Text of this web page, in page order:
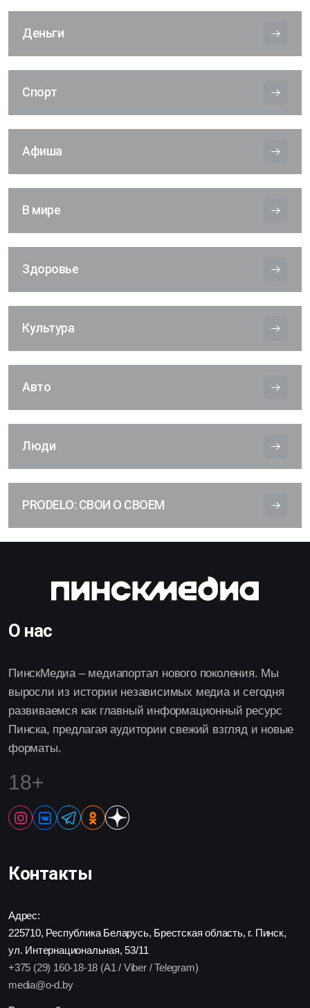
Деньги
Спорт
Афиша
В мире
Здоровье
Культура
Авто
Люди
PRODELO: СВОИ О СВОЕМ
О нас
ПинскМедиа – медиапортал нового поколения. Мы
выросли из истории независимых медиа и сегодня
развиваемся как главный информационный ресурс
Пинска, предлагая аудитории свежий взгляд и новые
форматы.
18+
Контакты
Адрес:
225710, Республика Беларусь, Брестская область, г. Пинск,
ул. Интернациональная, 53/11
+375 (29) 160-18-18 (A1 / Viber / Telegram)
media@o-d.by